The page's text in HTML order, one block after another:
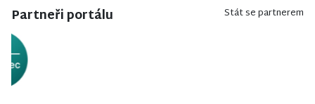
Partneři portálu Stát se partnerem